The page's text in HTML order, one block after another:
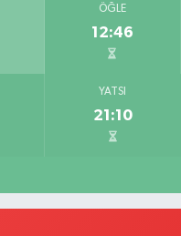
ÖĞLE
12:46
YATSI
21:10